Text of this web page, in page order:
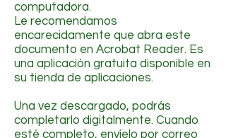
computadora.
Le recomendamos
encarecidamente que abra este
documento en Acrobat Reader. Es
una aplicación gratuita disponible en
su tienda de aplicaciones.
Una vez descargado, podrás
completarlo digitalmente. Cuando
esté completo, envíelo por correo